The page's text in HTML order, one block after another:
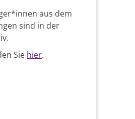
aus dem
sind in der
Sie hier.